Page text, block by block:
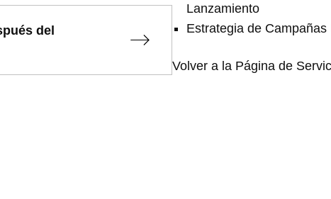
del
Lanzamiento
Estrategia de
Volver a la Página de